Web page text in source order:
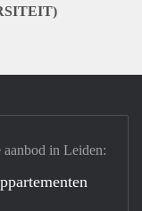
in Leiden: